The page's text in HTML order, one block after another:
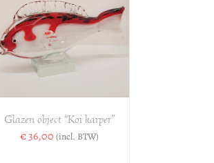
Glazen object “Koi karper”
€36,00 (incl. BTW)